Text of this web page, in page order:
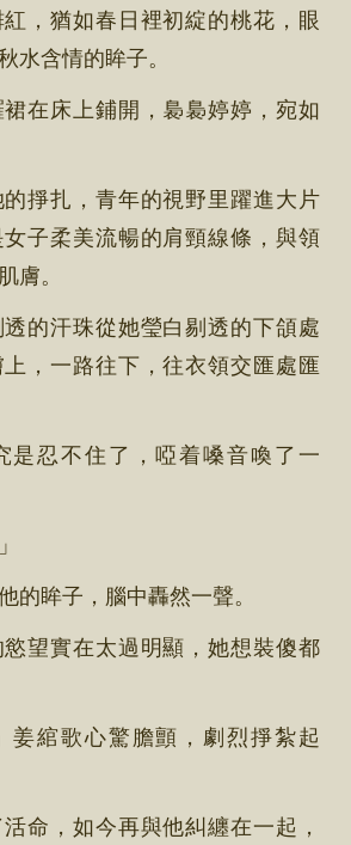
猶如春日裡初綻的桃花，眼
水含情的眸子。
床上鋪開，裊裊婷婷，宛如
扎，青年的視野里躍進大片
子柔美流暢的肩頸線條，與領
膚。
汗珠從她瑩白剔透的下頜處
，一路往下，往衣領交匯處匯
忍不住了，啞着嗓音喚了一
眸子，腦中轟然一聲。
實在太過明顯，她想裝傻都
綰歌心驚膽顫，劇烈掙紮起
，如今再與他糾纏在一起，